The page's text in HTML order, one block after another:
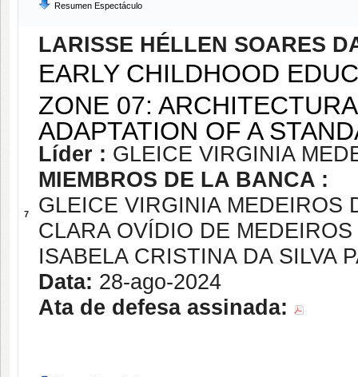
Resumen Espectáculo
7
LARISSE HÉLLEN SOARES
EARLY CHILDHOOD
ZONE 07:
ADAPTATION OF A
Líder : GLEICE VIRGINIA
MIEMBROS DE LA BANCA :
GLEICE VIRGINIA MEDEIROS
CLARA OVÍDIO DE
ISABELA CRISTINA DA SILVA
Data: 28-ago-2024
Ata de defesa assinada: